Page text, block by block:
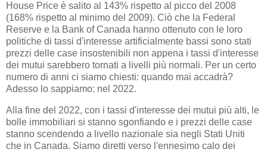
House Price è salito al 143% rispetto al picco del 2008
(168% rispetto al minimo del 2009). Ciò che la Federal
Reserve e la Bank of Canada hanno ottenuto con le loro
politiche di tassi d'interesse artificialmente bassi sono stati
prezzi delle case insostenibili non appena i tassi d'interesse
dei mutui sarebbero tornati a livelli più normali. Per un certo
numero di anni ci siamo chiesti: quando mai accadrà?
Adesso lo sappiamo: nel 2022.
Alla fine del 2022, con i tassi d'interesse dei mutui più alti, le
bolle immobiliari si stanno sgonfiando e i prezzi delle case
stanno scendendo a livello nazionale sia negli Stati Uniti
che in Canada. Siamo diretti verso l'ennesimo calo dei